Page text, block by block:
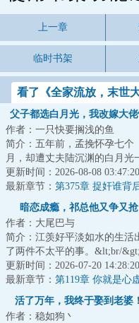
上一章
临时书架
看了《全家流放，末世
父子都选白月光，我改嫁大
崽爽翻
作者：一只快要搁浅的鱼
简介：五年前，孟挽怀孕七个
月，却遭丈夫陆沉渊的白月光
脚踢掉孩子，而最痛苦的是丈夫
的那句“歆妩也不...
更新时间：2026-08-08 03:47:20
最新章节： 第375章 捉奸谁背
暗恋成瘾，祁总他又争又抢
作者：大尾巴与
简介：江羡好平淡如水的生活
了两件不太平的事。&lt;br/
一是江羡好谈恋爱两年，最近男
朋友青梅竹...
更新时间：2026-07-20 14:28:20
最新章节： 第119章 你就是心
活了万年，我终于娶到老婆！
作者：稳如狗丶